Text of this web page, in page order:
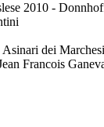
2010 -
dei
Francois